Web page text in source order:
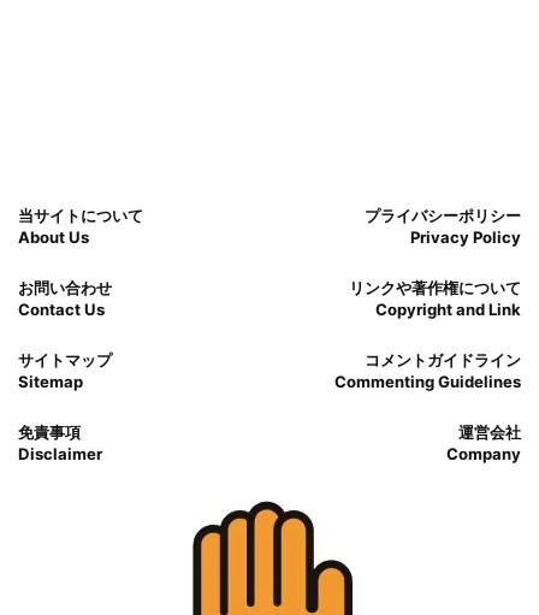
当サイトについて
About Us
プライバシーポリシー
Privacy Policy
お問い合わせ
Contact Us
リンクや著作権について
Copyright and Link
サイトマップ
Sitemap
コメントガイドライン
Commenting Guidelines
免責事項
Disclaimer
運営会社
Company